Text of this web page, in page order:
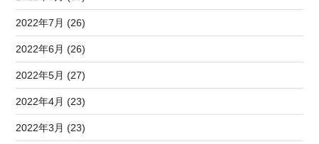
2022年7月 (26)
2022年6月 (26)
2022年5月 (27)
2022年4月 (23)
2022年3月 (23)